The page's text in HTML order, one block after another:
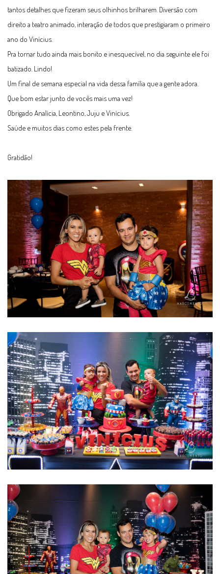
tantos detalhes que fizeram seus olhinhos brilharem. Diversão com
direito a teatro animado, interação de todos que prestigiaram o primeiro
ano do Vinícius.
Pra tornar tudo ainda mais bonito e inesquecível, no dia seguinte ele foi
batizado. Lindo!
Um final de semana especial na vida dessa família que a gente adora.
Que bom estar junto de vocês mais uma vez!
Obrigado Analícia, Leontino, Juju e Vinícius.
Saúde e muitos dias como estes pela frente.
Gratidão!